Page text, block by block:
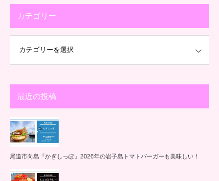
カテゴリー
最近の投稿
尾道市向島『かぎしっぽ』2026年の岩子島トマトバーガーも美味しい！